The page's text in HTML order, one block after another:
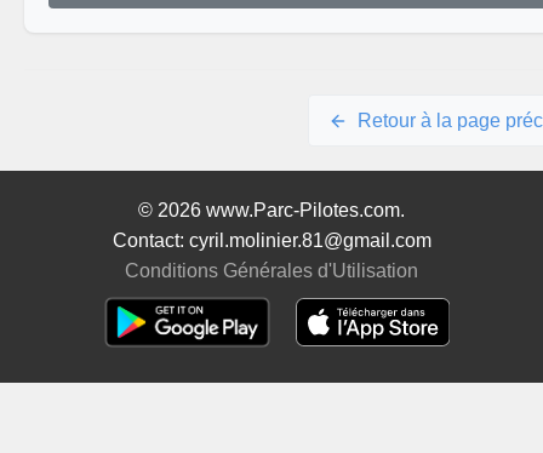
Retour à la page
© 2026 www.Parc-Pilotes.com.
Contact: cyril.molinier.81@gmail.com
Conditions Générales d'Utilisation